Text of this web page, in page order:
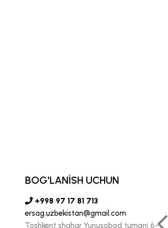
insonlarga
katta kuch-g‘ayrat
biz uchun juda
BOG'LANİSH UCHUN
+998 97 17 81 713
ersag.uzbekistan@gmail.com
Toshkent shahar Yunusobod tumani 6-